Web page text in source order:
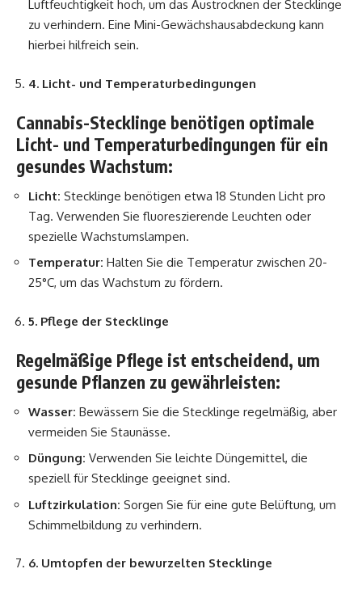
Luftfeuchtigkeit hoch, um das Austrocknen der Stecklinge
zu verhindern. Eine Mini-Gewächshausabdeckung kann
hierbei hilfreich sein.
4. Licht- und Temperaturbedingungen
Cannabis-Stecklinge benötigen optimale
Licht- und Temperaturbedingungen für ein
gesundes Wachstum:
Licht: Stecklinge benötigen etwa 18 Stunden Licht pro
Tag. Verwenden Sie fluoreszierende Leuchten oder
spezielle Wachstumslampen.
Temperatur: Halten Sie die Temperatur zwischen 20-
25°C, um das Wachstum zu fördern.
5. Pflege der Stecklinge
Regelmäßige Pflege ist entscheidend, um
gesunde Pflanzen zu gewährleisten:
Wasser: Bewässern Sie die Stecklinge regelmäßig, aber
vermeiden Sie Staunässe.
Düngung: Verwenden Sie leichte Düngemittel, die
speziell für Stecklinge geeignet sind.
Luftzirkulation: Sorgen Sie für eine gute Belüftung, um
Schimmelbildung zu verhindern.
6. Umtopfen der bewurzelten Stecklinge